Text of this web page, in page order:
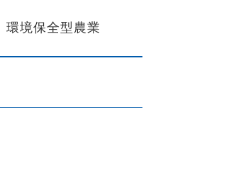
環境保全型農業